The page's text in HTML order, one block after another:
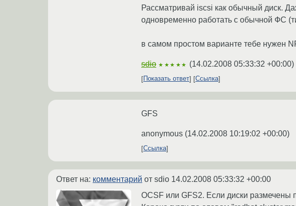
Рассматривай iscsi как обычный диск.
одновременно работать с обычной ФС
в самом простом варианте тебе нужен
sdio ★★★★★ (14.02.2008 05:33:32 +00:00)
Показать ответ Ссылка
GFS
anonymous (14.02.2008 10:19:02 +00:00)
Ссылка
Ответ на: комментарий от sdio 14.02.2008 05:33:32 +00:00
OCSF или GFS2. Если диски размечены